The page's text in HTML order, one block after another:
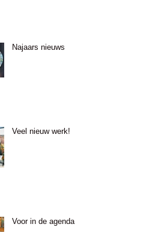
Najaars nieuws
Veel nieuw werk!
Voor in de agenda